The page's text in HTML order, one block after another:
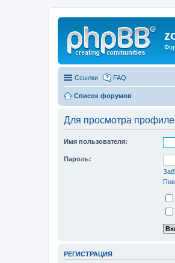
Ссылки FAQ
Список форумов
Для просмотра
Имя пользователя:
Пароль:
РЕГИСТРАЦИЯ